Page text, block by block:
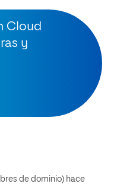
Cloud
y
de dominio) hace